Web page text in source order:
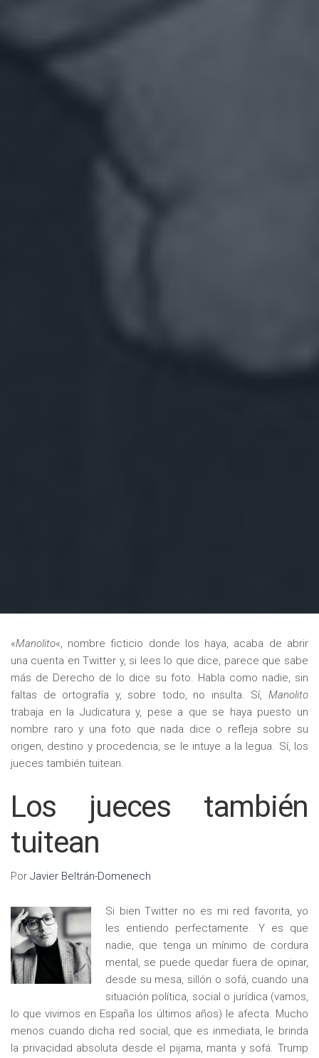
«Manolito«, nombre ficticio donde los haya, acaba de abrir
una cuenta en Twitter y, si lees lo que dice, parece que sabe
más de Derecho de lo dice su foto. Habla como nadie, sin
faltas de ortografía y, sobre todo, no insulta. Sí, Manolito
trabaja en la Judicatura y, pese a que se haya puesto un
nombre raro y una foto que nada dice o refleja sobre su
origen, destino y procedencia, se le intuye a la legua. Sí, los
jueces también tuitean.
Los jueces también
tuitean
PorJavier Beltrán-Domenech
Si bien Twitter no es mi red favorita, yo
les entiendo perfectamente. Y es que
nadie, que tenga un mínimo de cordura
mental, se puede quedar fuera de opinar,
desde su mesa, sillón o sofá, cuando una
situación política, social o jurídica (vamos,
lo que vivimos en España los últimos años) le afecta. Mucho
menos cuando dicha red social, que es inmediata, le brinda
la privacidad absoluta desde el pijama, manta y sofá. Trump